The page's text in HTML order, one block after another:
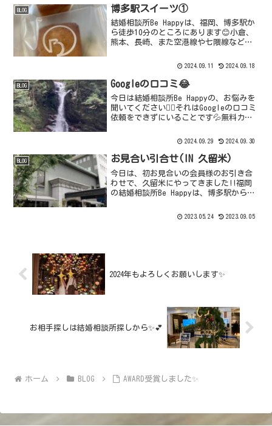
時期もありまし...
BLOG 博多駅スイーツ①
結婚相談所Be Happyは、福岡、博多駅か
ら徒歩10分のところにあります😊小倉、
熊本、長崎、また空港線や七隈線など地
多駅を利用されています。10分とはい
遊びに来てくれ...
2024.09.11 2024.09.18
BLOG Googleの口コミ😂
今日は結婚相談所Be Happyの、お悩みを
聞いてください🙇‍♀️それはGoogleの口コミ
依頼をできずにいることです💦無料カウ
会いただいたり、ご成婚退会された会員
にい...
2024.09.29 2024.09.30
BLOG お見合い引合せ(IN 久留米)
今日は、初お見合いの会員様のお引き合
わせで、久留米にやってきました!!️福岡
の結婚相談所Be Happyは、博多駅から徒
駅周辺には、予約可能でお見合いに適し
た場所が多くあります🍀Be Happyは、お
2023.05.24 2023.09.05
2024年もよろしくお願いします✨
お相手探しは結婚相談所探しから✨💕
ホーム BLOG AWARD受賞しました✨